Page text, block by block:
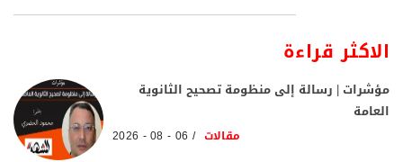
الاكثر قراءة
مؤشرات | رسالة إلى منظومة تصحيح الثانوية
العامة
مقالات 06 - 08 - 2026